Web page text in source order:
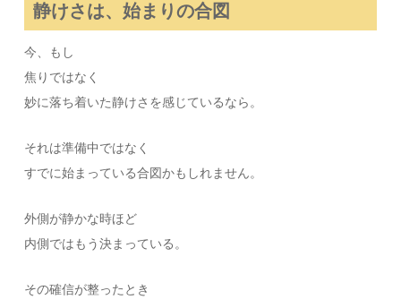
静けさは、始まりの合図
今、もし
焦りではなく
妙に落ち着いた静けさを感じているなら。
それは準備中ではなく
すでに始まっている合図かもしれません。
外側が静かな時ほど
内側ではもう決まっている。
その確信が整ったとき